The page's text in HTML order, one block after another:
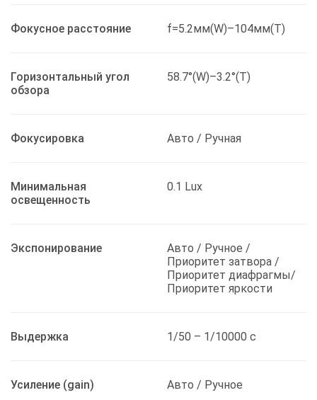
Фокусное расстояние f=5.2мм(W)–104мм(T)
Горизонтальный угол
обзора
58.7°(W)–3.2°(T)
Фокусировка Авто / Ручная
Минимальная
освещенность
0.1 Lux
Экспонирование
Авто / Ручное /
Приоритет затвора /
Приоритет диафрагмы/
Приоритет яркости
Выдержка 1/50 – 1/10000 с
Усиление (gain) Авто / Ручное